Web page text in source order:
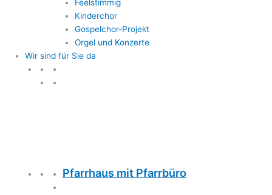
Feelstimmig
Kinderchor
Gospelchor-Projekt
Orgel und Konzerte
Wir sind für Sie da
Pfarrhaus mit Pfarrbüro